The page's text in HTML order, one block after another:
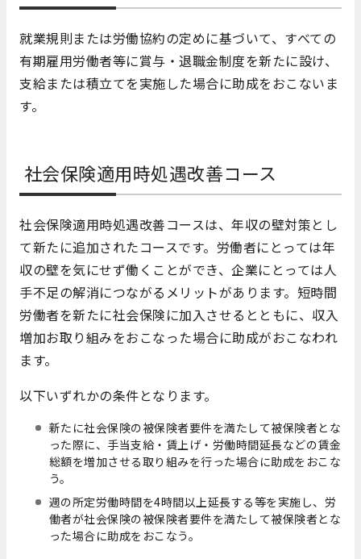
就業規則または労働協約の定めに基づいて、すべての
有期雇用労働者等に賞与・退職金制度を新たに設け、
支給または積立てを実施した場合に助成をおこないま
す。
社会保険適用時処遇改善コース
社会保険適用時処遇改善コースは、年収の壁対策とし
て新たに追加されたコースです。労働者にとっては年
収の壁を気にせず働くことができ、企業にとっては人
手不足の解消につながるメリットがあります。短時間
労働者を新たに社会保険に加入させるとともに、収入
増加お取り組みをおこなった場合に助成がおこなわれ
ます。
以下いずれかの条件となります。
新たに社会保険の被保険者要件を満たして被保険者とな
った際に、手当支給・賃上げ・労働時間延長などの賃金
総額を増加させる取り組みを行った場合に助成をおこな
う。
週の所定労働時間を4時間以上延長する等を実施し、労
働者が社会保険の被保険者要件を満たして被保険者とな
った場合に助成をおこなう。